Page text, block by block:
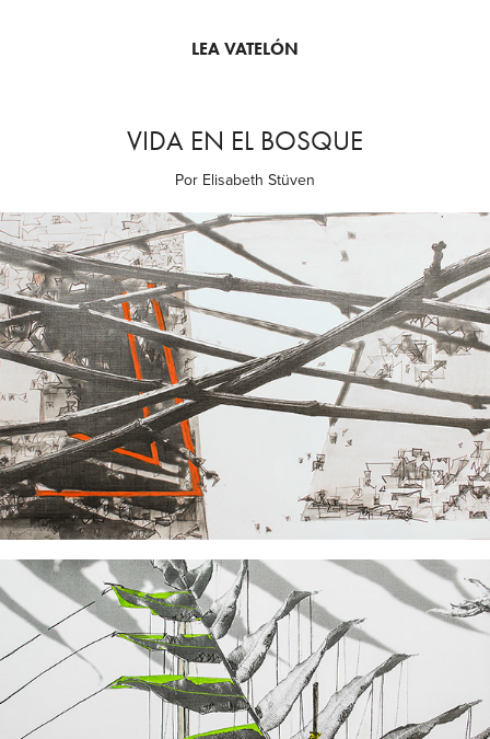
LEA VATELÓN
VIDA EN EL BOSQUE
Por Elisabeth Stüven